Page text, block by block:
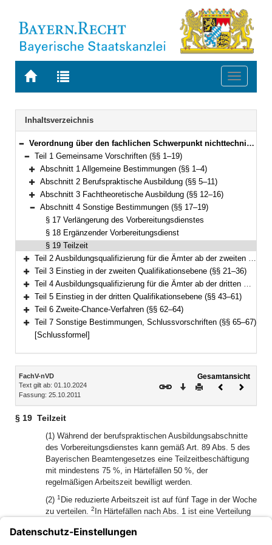
Zur
BAYERN.RECHT
Zur
letzten
Suche
Toggle
Navigation
Inhaltsverzeichnis
Bereich reduzieren
Verordnung über den fachlichen Schwerpunkt nichttechnischer Verwaltungsdienst in der Fachlaufbahn Verwaltung und Finanzen (Fachverordnung nichttechnischer Verwaltungsdienst – FachV-nVD) Vom 25. Oktober 2011 (GVBl. S. 553) BayRS 2038-3-1-7-I (§§ 1–67)
Bereich reduzieren
Teil 1 Gemeinsame Vorschriften (§§ 1–19)
Bereich erweitern
Abschnitt 1 Allgemeine Bestimmungen (§§ 1–4)
Bereich erweitern
Abschnitt 2 Berufspraktische Ausbildung (§§ 5–11)
Bereich erweitern
Abschnitt 3 Fachtheoretische Ausbildung (§§ 12–16)
Bereich reduzieren
Abschnitt 4 Sonstige Bestimmungen (§§ 17–19)
§ 17 Verlängerung des Vorbereitungsdienstes
§ 18 Ergänzender Vorbereitungsdienst
§ 19 Teilzeit
Bereich erweitern
Teil 2 Ausbildungsqualifizierung für die Ämter ab der zweiten Qualifikationsebene (§ 20)
Bereich erweitern
Teil 3 Einstieg in der zweiten Qualifikationsebene (§§ 21–36)
Bereich erweitern
Teil 4 Ausbildungsqualifizierung für die Ämter ab der dritten Qualifikationsebene (§§ 37–42)
Bereich erweitern
Teil 5 Einstieg in der dritten Qualifikationsebene (§§ 43–61)
Bereich erweitern
Teil 6 Zweite-Chance-Verfahren (§§ 62–64)
Bereich erweitern
Teil 7 Sonstige Bestimmungen, Schlussvorschriften (§§ 65–67)
[Schlussformel]
Inhalt
FachV-nVD
Text gilt ab: 01.10.2024
Fassung: 25.10.2011
Gesamtansicht
Download
DruckenVorheriges
§ 19 Teilzeit
(1) Während der berufspraktischen Ausbildungsabschnitte
des Vorbereitungsdienstes kann gemäß Art. 89 Abs. 5 des
Bayerischen Beamtengesetzes eine Teilzeitbeschäftigung
mit mindestens 75 %, in Härtefällen 50 %, der
regelmäßigen Arbeitszeit bewilligt werden.
(2) 1 Die reduzierte Arbeitszeit ist auf fünf Tage in der Woche
zu verteilen. 2 In Härtefällen nach Abs. 1 ist eine Verteilung
möglich.